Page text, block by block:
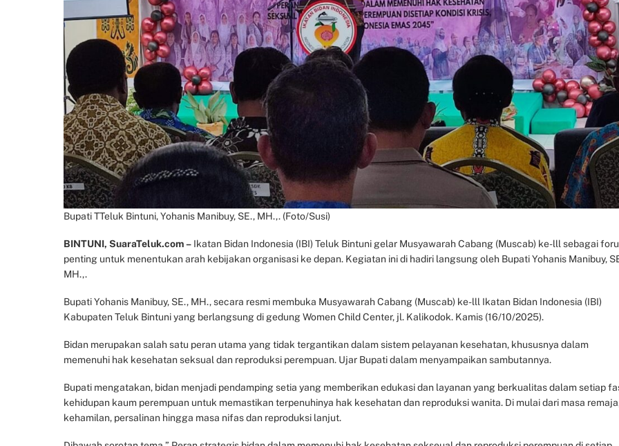
Bupati TTeluk Bintuni, Yohanis Manibuy, SE., MH.,. (Foto/Susi)
BINTUNI, SuaraTeluk.com – Ikatan Bidan Indonesia (IBI) Teluk Bintuni gelar Musyawarah Cabang (Muscab) ke-lll sebagai
penting untuk menentukan arah kebijakan organisasi ke depan. Kegiatan ini di hadiri langsung oleh Bupati Yohanis Manibuy,
MH.,.
Bupati Yohanis Manibuy, SE., MH., secara resmi membuka Musyawarah Cabang (Muscab) ke-lll Ikatan Bidan Indonesia (IBI)
Kabupaten Teluk Bintuni yang berlangsung di gedung Women Child Center, jl. Kalikodok. Kamis (16/10/2025).
Bidan merupakan salah satu peran utama yang tidak tergantikan dalam sistem pelayanan kesehatan, khususnya dalam
memenuhi hak kesehatan seksual dan reproduksi perempuan. Ujar Bupati dalam menyampaikan sambutannya.
Bupati mengatakan, bidan menjadi pendamping setia yang memberikan edukasi dan layanan yang berkualitas dalam setiap
kehidupan kaum perempuan untuk memastikan terpenuhinya hak kesehatan dan reproduksi wanita. Di mulai dari masa
kehamilan, persalinan hingga masa nifas dan reproduksi lanjut.